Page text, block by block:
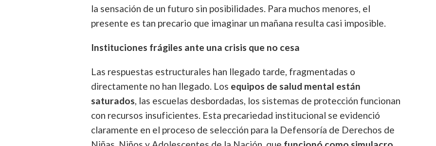
la sensación de un futuro sin posibilidades. Para muchos menores, el
presente es tan precario que imaginar un mañana resulta casi imposible.
Instituciones frágiles ante una crisis que no cesa
Las respuestas estructurales han llegado tarde, fragmentadas o
directamente no han llegado. Los equipos de salud mental están
saturados, las escuelas desbordadas, los sistemas de protección funcionan
con recursos insuficientes. Esta precariedad institucional se evidenció
claramente en el proceso de selección para la Defensoría de Derechos de